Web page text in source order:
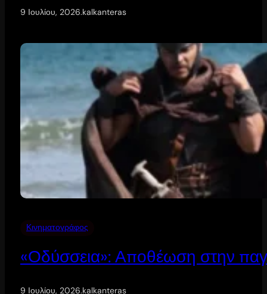
9 Ιουλίου, 2026.kalkanteras
Κινηματογράφος
«Οδύσσεια»: Αποθέωση στην
9 Ιουλίου, 2026.kalkanteras